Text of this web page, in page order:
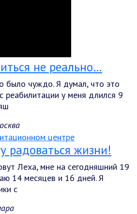
не реально…
было чуждо. Я думал, что это
реабилитации у меня длился 9
радоваться жизни!
Леха, мне на сегодняшний 19
14 месяцев и 16 дней. Я
с